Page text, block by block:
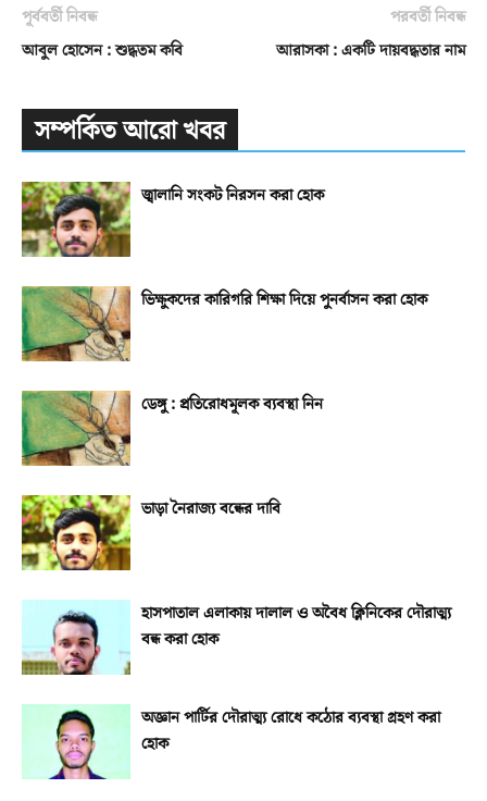
পূর্ববর্তী নিবন্ধ
আবুল হোসেন : শুদ্ধতম কবি
পরবর্তী নিবন্ধ
আরাসকা : একটি দায়বদ্ধতার নাম
সম্পর্কিত আরো খবর
জ্বালানি সংকট নিরসন করা হোক
ভিক্ষুকদের কারিগরি শিক্ষা দিয়ে পুনর্বাসন করা হোক
ডেঙ্গু : প্রতিরোধমূলক ব্যবস্থা নিন
ভাড়া নৈরাজ্য বন্ধের দাবি
হাসপাতাল এলাকায় দালাল ও অবৈধ ক্লিনিকের দৌরাত্ম্য
বন্ধ করা হোক
অজ্ঞান পার্টির দৌরাত্ম্য রোধে কঠোর ব্যবস্থা গ্রহণ করা
হোক